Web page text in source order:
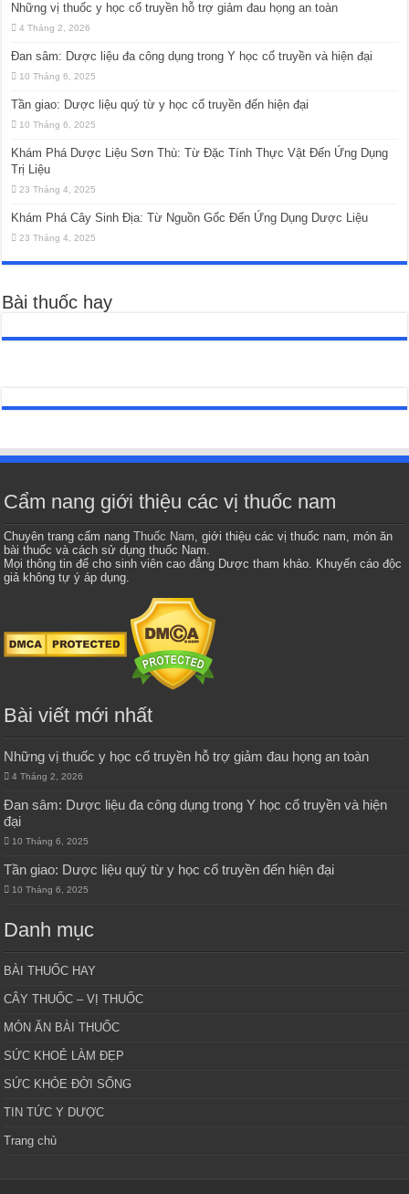
Những vị thuốc y học cổ truyền hỗ trợ giảm đau họng an toàn
4 Tháng 2, 2026
Đan sâm: Dược liệu đa công dụng trong Y học cổ truyền và hiện đại
10 Tháng 6, 2025
Tần giao: Dược liệu quý từ y học cổ truyền đến hiện đại
10 Tháng 6, 2025
Khám Phá Dược Liệu Sơn Thù: Từ Đặc Tính Thực Vật Đến Ứng Dụng
Trị Liệu
23 Tháng 4, 2025
Khám Phá Cây Sinh Địa: Từ Nguồn Gốc Đến Ứng Dụng Dược Liệu
23 Tháng 4, 2025
Bài thuốc hay
Cẩm nang giới thiệu các vị thuốc nam
Chuyên trang cẩm nangThuốc Nam, giới thiệu các vị thuốc nam, món ăn
bài thuốc và cách sử dụng thuốc Nam.
Mọi thông tin để cho sinh viên cao đẳng Dược tham khảo. Khuyến cáo độc
giả không tự ý áp dụng.
Bài viết mới nhất
Những vị thuốc y học cổ truyền hỗ trợ giảm đau họng an toàn
4 Tháng 2, 2026
Đan sâm: Dược liệu đa công dụng trong Y học cổ truyền và hiện
đại
10 Tháng 6, 2025
Tần giao: Dược liệu quý từ y học cổ truyền đến hiện đại
10 Tháng 6, 2025
Danh mục
BÀI THUỐC HAY
CÂY THUỐC – VỊ THUỐC
MÓN ĂN BÀI THUỐC
SỨC KHOẺ LÀM ĐẸP
SỨC KHỎE ĐỜI SỐNG
TIN TỨC Y DƯỢC
Trang chủ